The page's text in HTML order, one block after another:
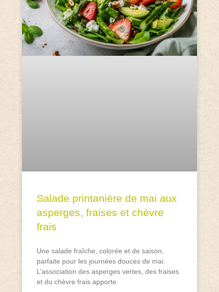
Salade printanière de mai aux
asperges, fraises et chèvre
frais
Une salade fraîche, colorée et de saison,
parfaite pour les journées douces de mai.
L’association des asperges vertes, des fraises
et du chèvre frais apporte